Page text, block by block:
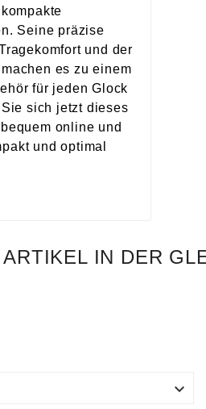
Seine präzise
und der
es zu einem
für jeden Glock
sich jetzt dieses
online und
und optimal
IN DER
